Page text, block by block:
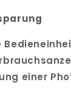
einer